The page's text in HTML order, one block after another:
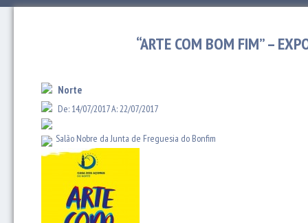
“ARTE COM BOM FIM” –
Norte
De: 14/07/2017 A: 22/07/2017
Salão Nobre da Junta de Freguesia do Bonfim